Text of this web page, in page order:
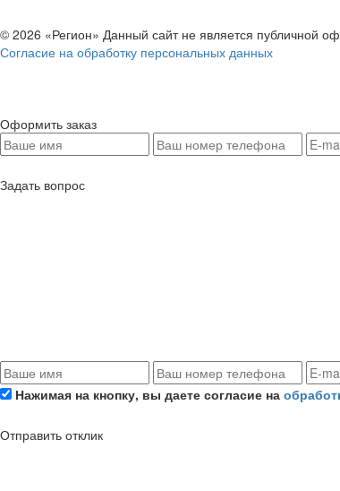
© 2026 «Регион» Данный сайт не является публичной
Согласие на обработку персональных данных
Оформить заказ
Задать вопрос
Нажимая на кнопку, вы даете согласие на
Отправить отклик